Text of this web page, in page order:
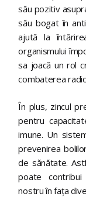
său pozitiv
său bogat în
ajută la
organismului
sa joacă un rol
combaterea
În plus, zincul
pentru
imune. Un
prevenirea
de sănătate.
poate
nostru în fața